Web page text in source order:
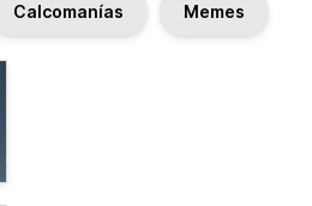
Calcomanías Memes